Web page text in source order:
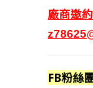
廠商邀
FB粉絲